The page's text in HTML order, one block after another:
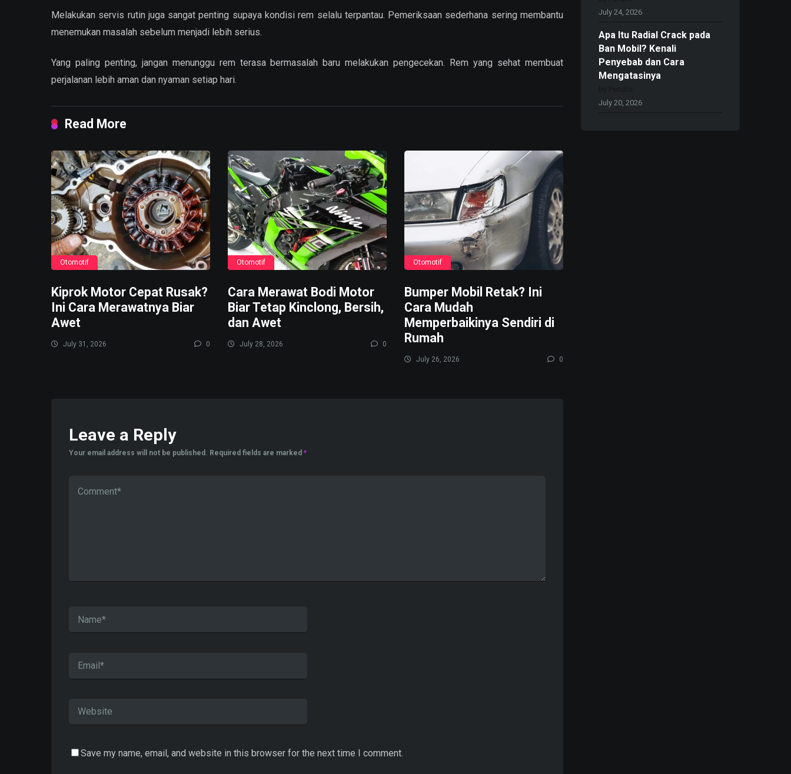
Melakukan servis rutin juga sangat penting supaya kondisi rem selalu terpantau. Pemeriksaan sederhana sering membantu
menemukan masalah sebelum menjadi lebih serius.
Yang paling penting, jangan menunggu rem terasa bermasalah baru melakukan pengecekan. Rem yang sehat membuat
perjalanan lebih aman dan nyaman setiap hari.
Read More
Otomotif
Kiprok Motor Cepat Rusak?
Ini Cara Merawatnya Biar
Awet
July 31, 2026 0
Otomotif
Cara Merawat Bodi Motor
Biar Tetap Kinclong, Bersih,
dan Awet
July 28, 2026 0
Otomotif
Bumper Mobil Retak? Ini
Cara Mudah
Memperbaikinya Sendiri di
Rumah
July 26, 2026 0
Leave a Reply
Your email address will not be published. Required fields are marked *
Save my name, email, and website in this browser for the next time I comment.
July 24, 2026
Apa Itu Radial Crack pada
Ban Mobil? Kenali
Penyebab dan Cara
Mengatasinya
July 20, 2026